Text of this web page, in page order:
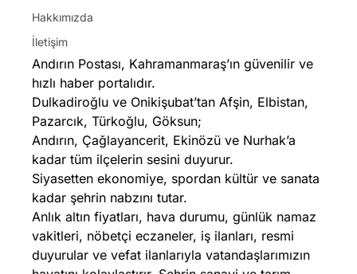
Hakkımızda
İletişim
Andırın Postası, Kahramanmaraş’ın güvenilir ve
hızlı haber portalıdır.
Dulkadiroğlu ve Onikişubat’tan Afşin, Elbistan,
Pazarcık, Türkoğlu, Göksun;
Andırın, Çağlayancerit, Ekinözü ve Nurhak’a
kadar tüm ilçelerin sesini duyurur.
Siyasetten ekonomiye, spordan kültür ve sanata
kadar şehrin nabzını tutar.
Anlık altın fiyatları, hava durumu, günlük namaz
vakitleri, nöbetçi eczaneler, iş ilanları, resmi
duyurular ve vefat ilanlarıyla vatandaşlarımızın